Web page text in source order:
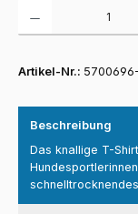
Artikel-Nr.: 5700696-
Beschreibung
Das knallige T-